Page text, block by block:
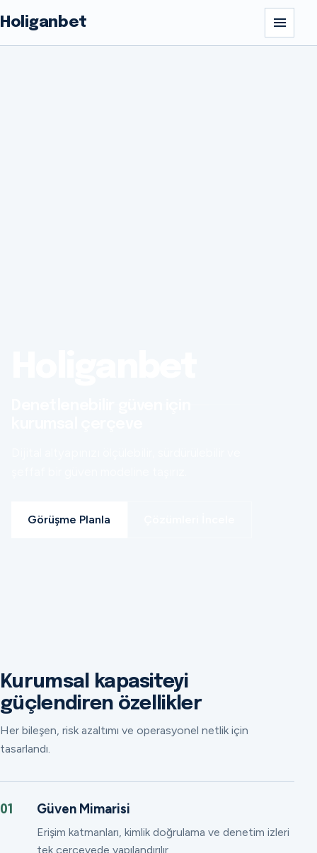
Holiganbet
Görüşme Planla
Kurumsal kapasiteyi
güçlendiren özellikler
Her bileşen, risk azaltımı ve operasyonel netlik için
tasarlandı.
01 Güven Mimarisi
Erişim katmanları, kimlik doğrulama ve denetim izleri
tek çerçevede yapılandırılır.